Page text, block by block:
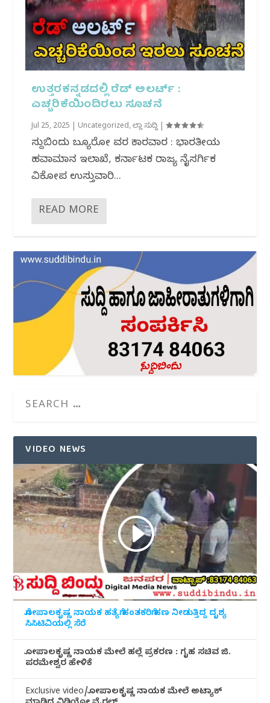
ಉತ್ತರಕನ್ನಡದಲ್ಲಿ ರೆಡ್ ಅಲರ್ಟ್ :
ಎಚ್ಚರಿಕೆಯಿಂದಿರಲು ಸೂಚನೆ
Jul 25, 2025 Uncategorized,ಜಿಲ್ಲಾ ಸುದ್ದಿ |
ಸುದ್ದಿಬಿಂದು ಬ್ಯೂರೋ ವರದಿ ಕಾರವಾರ : ಭಾರತೀಯ
ಹವಾಮಾನ ಇಲಾಖೆ, ಕರ್ನಾಟಕ ರಾಜ್ಯ ನೈಸರ್ಗಿಕ
ವಿಕೋಪ ಉಸ್ತುವಾರಿ...
READ MORE
VIDEO NEWS
ಗೋಪಾಲಕೃಷ್ಣ ನಾಯಕ ಹತ್ಯೆಗೆ ಹಂತಕರಿಗೆ ಹಣ ನೀಡುತ್ತಿದ್ದ ದೃಶ್ಯ
ಸಿಸಿಟಿವಿಯಲ್ಲಿ ಸೆರೆ
ಗೋಪಾಲಕೃಷ್ಣ ನಾಯಕ ಮೇಲೆ ಹಲ್ಲೆ ಪ್ರಕರಣ : ಗೃಹ ಸಚಿವ ಜಿ.
ಪರಮೇಶ್ವರ ಹೇಳಿಕೆ
Exclusive video/ಗೋಪಾಲಕೃಷ್ಣ ನಾಯಕ ಮೇಲೆ ಅಟ್ಯಾಕ್